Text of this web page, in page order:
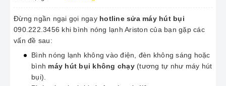
Đừng ngần ngại gọi ngay hotline sửa máy hút bụi
090.222.3456 khi bình nóng lạnh Ariston của bạn gặp các
vấn đề sau:
Bình nóng lạnh không vào điện, đèn không sáng hoặc
bình máy hút bụi không chạy(tương tự như máy hút
bụi).